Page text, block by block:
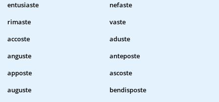
entusiaste
nefaste
rimaste
vaste
accoste
aduste
anguste
anteposte
apposte
ascoste
auguste
bendisposte